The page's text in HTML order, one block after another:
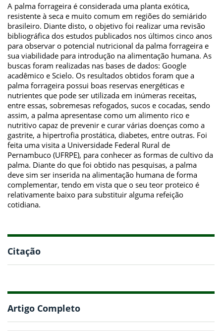
A palma forrageira é considerada uma planta exótica,
resistente à seca e muito comum em regiões do semiárido
brasileiro. Diante disto, o objetivo foi realizar uma revisão
bibliográfica dos estudos publicados nos últimos cinco anos
para observar o potencial nutricional da palma forrageira e
sua viabilidade para introdução na alimentação humana. As
buscas foram realizadas nas bases de dados: Google
acadêmico e Scielo. Os resultados obtidos foram que a
palma forrageira possui boas reservas energéticas e
nutrientes que pode ser utilizada em inúmeras receitas,
entre essas, sobremesas refogados, sucos e cocadas, sendo
assim, a palma apresentase como um alimento rico e
nutritivo capaz de prevenir e curar várias doenças como a
gastrite, a hipertrofia prostática, diabetes, entre outras. Foi
feita uma visita a Universidade Federal Rural de
Pernambuco (UFRPE), para conhecer as formas de cultivo da
palma. Diante do que foi obtido nas pesquisas, a palma
deve sim ser inserida na alimentação humana de forma
complementar, tendo em vista que o seu teor proteico é
relativamente baixo para substituir alguma refeição
cotidiana.
Citação
Artigo Completo